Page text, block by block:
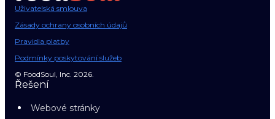
Uživatelská smlouva
Zásady ochrany osobních údajů
Pravidla platby
Podmínky poskytování služeb
© FoodSoul, Inc. 2026.
Řešení
Webové stránky